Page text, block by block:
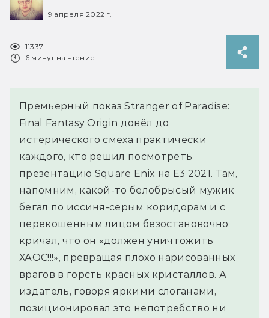
9 апреля 2022 г.
11337
6 минут на чтение
Премьерный показ Stranger of Paradise:
Final Fantasy Origin довёл до
истерического смеха практически
каждого, кто решил посмотреть
презентацию Square Enix на Е3 2021. Там,
напомним, какой-то белобрысый мужик
бегал по иссиня-серым коридорам и с
перекошенным лицом безостановочно
кричал, что он «должен уничтожить
ХАОС!!!», превращая плохо нарисованных
врагов в горсть красных кристаллов. А
издатель, говоря яркими слоганами,
позиционировал это непотребство ни